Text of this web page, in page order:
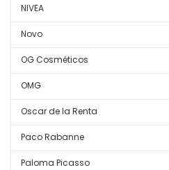
NIVEA
Novo
OG Cosméticos
OMG
Oscar de la Renta
Paco Rabanne
Paloma Picasso